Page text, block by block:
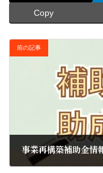
Copy
前の記事
事業再構築補助金情